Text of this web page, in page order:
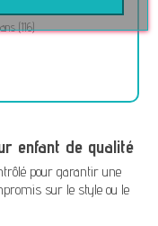
(116)
enfant de qualité
pour garantir une
sur le style ou le